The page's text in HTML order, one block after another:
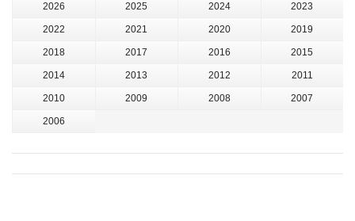
2026 2025 2024 2023
2022 2021 2020 2019
2018 2017 2016 2015
2014 2013 2012 2011
2010 2009 2008 2007
2006